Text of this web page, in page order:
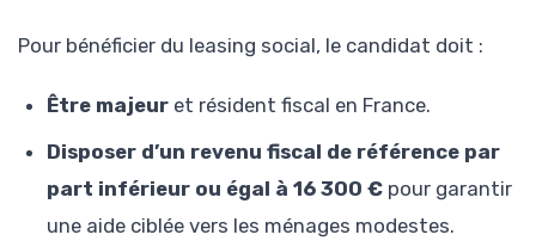
Pour bénéficier du leasing social, le candidat doit :
Être majeur et résident fiscal en France.
Disposer d’un revenu fiscal de référence par
part inférieur ou égal à 16 300 € pour garantir
une aide ciblée vers les ménages modestes.